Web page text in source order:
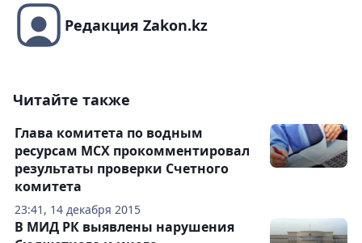
Редакция Zakon.kz
Читайте также
23:41, 14 декабря 2015
Глава комитета по водным
ресурсам МСХ прокомментировал
результаты проверки Счетного
комитета
В МИД РК выявлены нарушения